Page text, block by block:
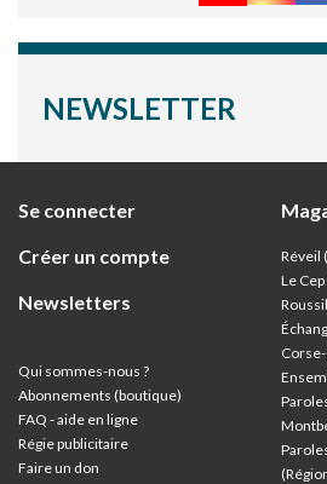
NEWSLETTER
Se connecter
Créer un compte
Newsletters
Qui sommes-nous ?
Abonnements (boutique)
FAQ - aide en ligne
Régie publicitaire
Faire un don
Réveil
Le